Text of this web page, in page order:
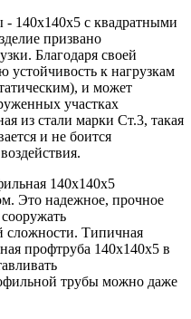
140х140х5 с квадратными
призвано
Благодаря своей
к нагрузкам
и может
участках
из стали марки Ст.3, такая
и не боится
140х140х5
Это надежное, прочное
сложности. Типичная
профтруба 140х140х5 в
трубы можно даже